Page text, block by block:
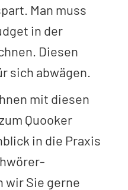
Man muss
in der
Diesen
sich abwägen.
mit diesen
Quooker
in die Praxis
wir Sie gerne